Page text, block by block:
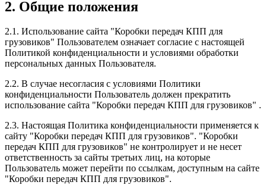
2. Общие положения
2.1. Использование сайта "Коробки передач КПП для
грузовиков" Пользователем означает согласие с настоящей
Политикой конфиденциальности и условиями обработки
персональных данных Пользователя.
2.2. В случае несогласия с условиями Политики
конфиденциальности Пользователь должен прекратить
использование сайта "Коробки передач КПП для грузовиков" .
2.3. Настоящая Политика конфиденциальности применяется к
сайту "Коробки передач КПП для грузовиков". "Коробки
передач КПП для грузовиков" не контролирует и не несет
ответственность за сайты третьих лиц, на которые
Пользователь может перейти по ссылкам, доступным на сайте
"Коробки передач КПП для грузовиков".